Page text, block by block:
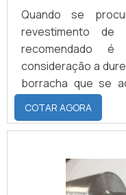
Quando se
revestimento
recomendado
consideração a
borracha que se
material que
utilização ou
solventes que
MATERIAIS
melhor é
COTAR AGORA